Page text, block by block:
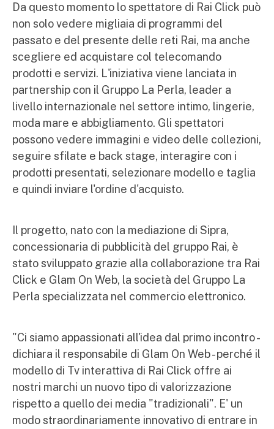
Da questo momento lo spettatore di Rai Click può
non solo vedere migliaia di programmi del
passato e del presente delle reti Rai, ma anche
scegliere ed acquistare col telecomando
prodotti e servizi. L'iniziativa viene lanciata in
partnership con il Gruppo La Perla, leader a
livello internazionale nel settore intimo, lingerie,
moda mare e abbigliamento. Gli spettatori
possono vedere immagini e video delle collezioni,
seguire sfilate e back stage, interagire con i
prodotti presentati, selezionare modello e taglia
e quindi inviare l'ordine d'acquisto.
Il progetto, nato con la mediazione di Sipra,
concessionaria di pubblicità del gruppo Rai, è
stato sviluppato grazie alla collaborazione tra Rai
Click e Glam On Web, la società del Gruppo La
Perla specializzata nel commercio elettronico.
"Ci siamo appassionati all'idea dal primo incontro -
dichiara il responsabile di Glam On Web - perché il
modello di Tv interattiva di Rai Click offre ai
nostri marchi un nuovo tipo di valorizzazione
rispetto a quello dei media "tradizionali". E' un
modo straordinariamente innovativo di entrare in